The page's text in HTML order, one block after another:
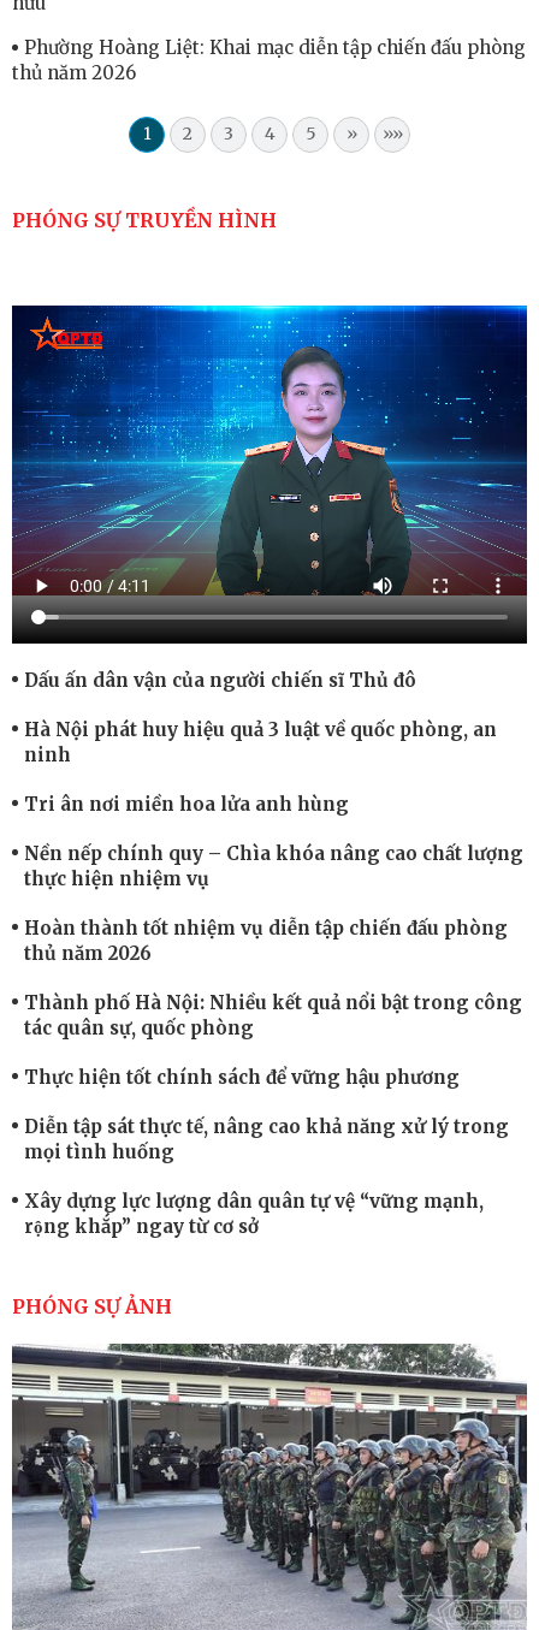
Phường Hoàng Liệt: Khai mạc diễn tập chiến đấu phòng
thủ năm 2026
1 2 3 4 5 » »»
PHÓNG SỰ TRUYỀN HÌNH
Dấu ấn dân vận của người chiến sĩ Thủ đô
Hà Nội phát huy hiệu quả 3 luật về quốc phòng, an
ninh
Tri ân nơi miền hoa lửa anh hùng
Nền nếp chính quy – Chìa khóa nâng cao chất lượng
thực hiện nhiệm vụ
Hoàn thành tốt nhiệm vụ diễn tập chiến đấu phòng
thủ năm 2026
Thành phố Hà Nội: Nhiều kết quả nổi bật trong công
tác quân sự, quốc phòng
Thực hiện tốt chính sách để vững hậu phương
Diễn tập sát thực tế, nâng cao khả năng xử lý trong
mọi tình huống
Xây dựng lực lượng dân quân tự vệ “vững mạnh,
rộng khắp” ngay từ cơ sở
cao sức mạnh chiến đấu
Tiểu đoàn Thiết giáp hoàn thành tốt diễn tập chiến
thuật có bắn đạn thật
Nơi sinh viên rèn ý trí, luyện kỹ năng
PHÓNG SỰ ẢNH